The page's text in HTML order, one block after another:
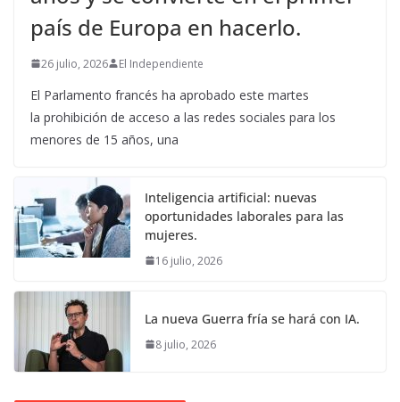
país de Europa en hacerlo.
26 julio, 2026 El Independiente
El Parlamento francés ha aprobado este martes
la prohibición de acceso a las redes sociales para los
menores de 15 años, una
Inteligencia artificial: nuevas
oportunidades laborales para las
mujeres.
16 julio, 2026
La nueva Guerra fría se hará con IA.
8 julio, 2026